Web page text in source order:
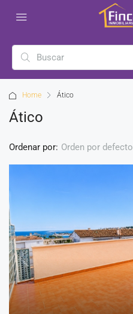
Home Ático
Ático
Ordenar por: Orden por defecto